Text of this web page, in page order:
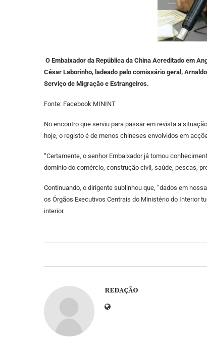
O Embaixador da República da China Acreditado em
César Laborinho, ladeado pelo comissário geral,
Serviço de Migração e Estrangeiros.
Fonte: Facebook MININT
No encontro que serviu para passar em revista a
hoje, o registo é de menos chineses envolvidos em
“Certamente, o senhor Embaixador já tomou
domínio do comércio, construção civil, saúde, pescas,
Continuando, o dirigente sublinhou que, “dados em
os Órgãos Executivos Centrais do Ministério do Interior
interior.
REDAÇÃO